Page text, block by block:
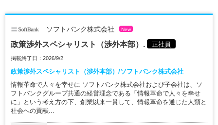
ソフトバンク株式会社 New
政策渉外スペシャリスト（渉外本部）. 正社員
掲載終了日：2026/9/2
政策渉外スペシャリスト（渉外本部）/ソフトバンク株式会社
情報革命で人々を幸せに ソフトバンク株式会社および子会社は、ソ
フトバンクグループ共通の経営理念である「情報革命で人々を幸せ
に」という考え方の下、創業以来一貫して、情報革命を通じた人類と
社会への貢献...